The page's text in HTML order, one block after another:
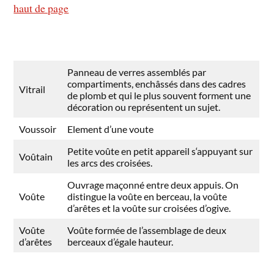
haut de page
Vitrail
Panneau de verres assemblés par
compartiments, enchâssés dans des cadres
de plomb et qui le plus souvent forment une
décoration ou représentent un sujet.
Voussoir
Element d’une voute
Voûtain
Petite voûte en petit appareil s‘appuyant sur
les arcs des croisées.
Voûte
Ouvrage maçonné entre deux appuis. On
distingue la voûte en berceau, la voûte
d’arêtes et la voûte sur croisées d’ogive.
Voûte
d’arêtes
Voûte formée de l’assemblage de deux
berceaux d’égale hauteur.